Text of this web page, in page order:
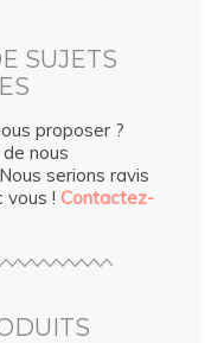
SUJETS
proposer ?
nous
serions ravis
vous ! Contactez-